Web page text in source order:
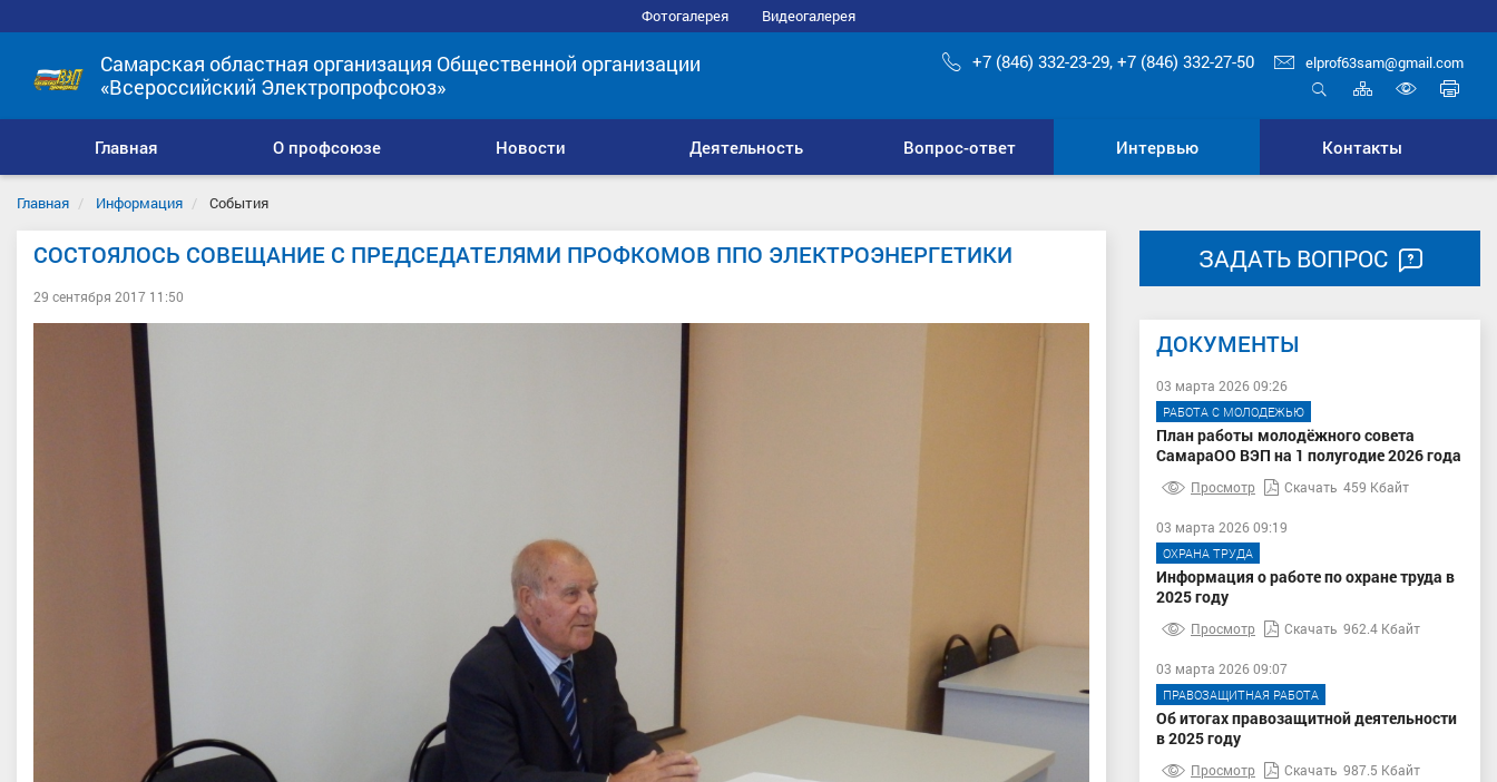
Фотогалерея Видеогалерея
Самарская областная организация Общественной организации
«Всероссийский Электропрофсоюз»
+7 (846) 332-23-29, +7 (846) 332-27-50 elprof63sam@gmail.com
Карта
сайта
для
Главная О профсоюзе Новости Деятельность Вопрос-ответ Интервью Контакты
Главная Информация События
СОСТОЯЛОСЬ СОВЕЩАНИЕ С ПРЕДСЕДАТЕЛЯМИ ПРОФКОМОВ ППО ЭЛЕКТРОЭНЕРГЕТИКИ
29 сентября 2017 11:50
ЗАДАТЬ ВОПРОС
ДОКУМЕНТЫ
03 марта 2026 09:26
РАБОТА С МОЛОДЕЖЬЮ
План работы молодёжного совета
СамараОО ВЭП на 1 полугодие 2026 года
Просмотр Скачать 459 Кбайт
03 марта 2026 09:19
ОХРАНА ТРУДА
Информация о работе по охране труда в
2025 году
Просмотр Скачать 962.4 Кбайт
03 марта 2026 09:07
ПРАВОЗАЩИТНАЯ РАБОТА
Об итогах правозащитной деятельности
в 2025 году
Просмотр Скачать 987.5 Кбайт